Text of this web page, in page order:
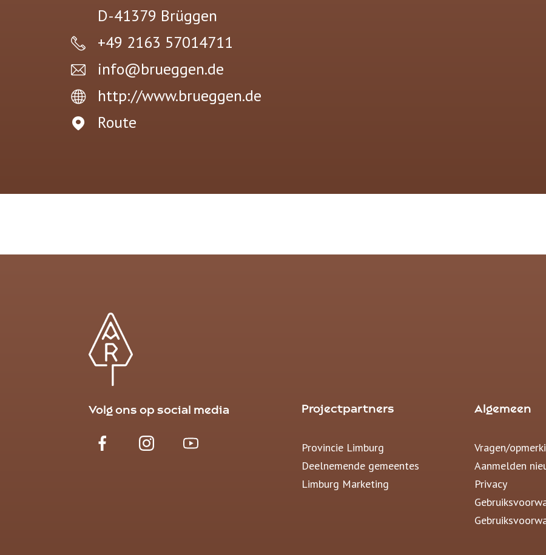
D-41379 Brüggen
+49 2163 57014711
info@brueggen.de
http://www.brueggen.de
Route
Volg ons op social media Projectpartners
Provincie Limburg
Deelnemende gemeentes
Limburg Marketing
Algemeen
Vragen/
Aanmelden
Privacy